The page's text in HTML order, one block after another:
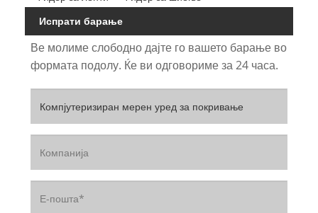
Испрати барање
Ве молиме слободно дајте го вашето барање во
формата подолу. Ќе ви одговориме за 24 часа.